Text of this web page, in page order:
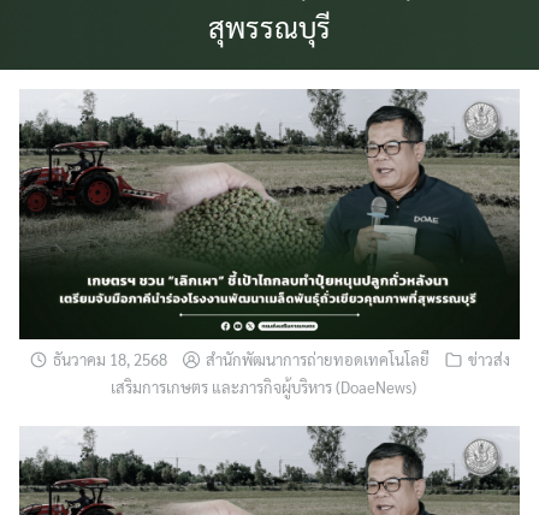
สุพรรณบุรี
ธันวาคม 18, 2568 สำนักพัฒนาการถ่ายทอดเทคโนโลยี
ข่าวส่ง
เสริมการเกษตร และภารกิจผู้บริหาร (DoaeNews)